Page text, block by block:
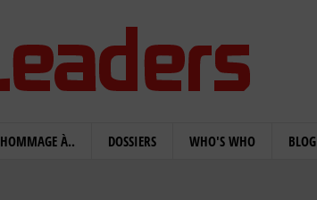
HOMMAGE À.. DOSSIERS WHO'S WHO BLOG